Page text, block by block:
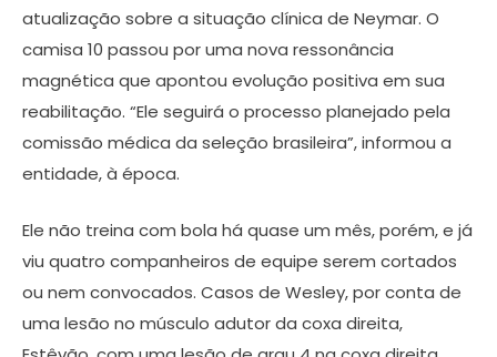
atualização sobre a situação clínica de Neymar. O
camisa 10 passou por uma nova ressonância
magnética que apontou evolução positiva em sua
reabilitação. “Ele seguirá o processo planejado pela
comissão médica da seleção brasileira”, informou a
entidade, à época.
Ele não treina com bola há quase um mês, porém, e já
viu quatro companheiros de equipe serem cortados
ou nem convocados. Casos de Wesley, por conta de
uma lesão no músculo adutor da coxa direita,